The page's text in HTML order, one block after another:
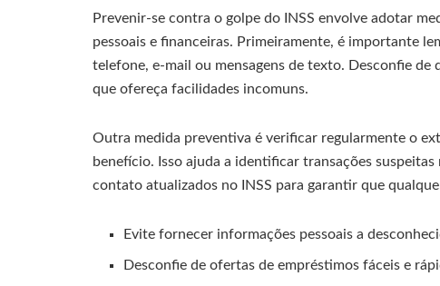
Prevenir-se contra o golpe do INSS envolve adotar
pessoais e financeiras. Primeiramente, é importante
telefone, e-mail ou mensagens de texto. Desconfie
que ofereça facilidades incomuns.
Outra medida preventiva é verificar regularmente o
benefício. Isso ajuda a identificar transações
contato atualizados no INSS para garantir que
Evite fornecer informações pessoais a
Desconfie de ofertas de empréstimos fáceis e